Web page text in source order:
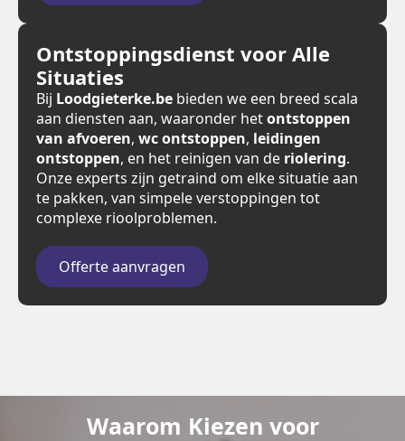
Ontstoppingsdienst voor Alle
Situaties
Bij Loodgieterke.be bieden we een breed scala
aan diensten aan, waaronder hetontstoppen
van afvoeren, wc ontstoppen, leidingen
ontstoppen, en het reinigen van de riolering.
Onze experts zijn getraind om elke situatie aan
te pakken, van simpele verstoppingen tot
complexe rioolproblemen.
Offerte aanvragen
Waarom Kiezen voor